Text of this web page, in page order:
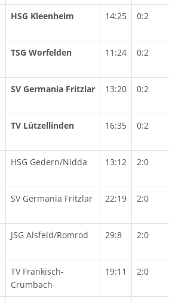
HSG Kleenheim 14:25 0:2
TSG Worfelden 11:24 0:2
SV Germania Fritzlar 13:20 0:2
TV Lützellinden 16:35 0:2
HSG Gedern/Nidda 13:12 2:0
SV Germania Fritzlar 22:19 2:0
JSG Alsfeld/Romrod 29:8 2:0
TV Fränkisch-
Crumbach
19:11 2:0